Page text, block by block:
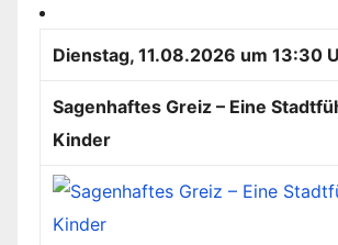
Dienstag, 11.08.2026 um 13:30
Sagenhaftes Greiz – Eine
Kinder